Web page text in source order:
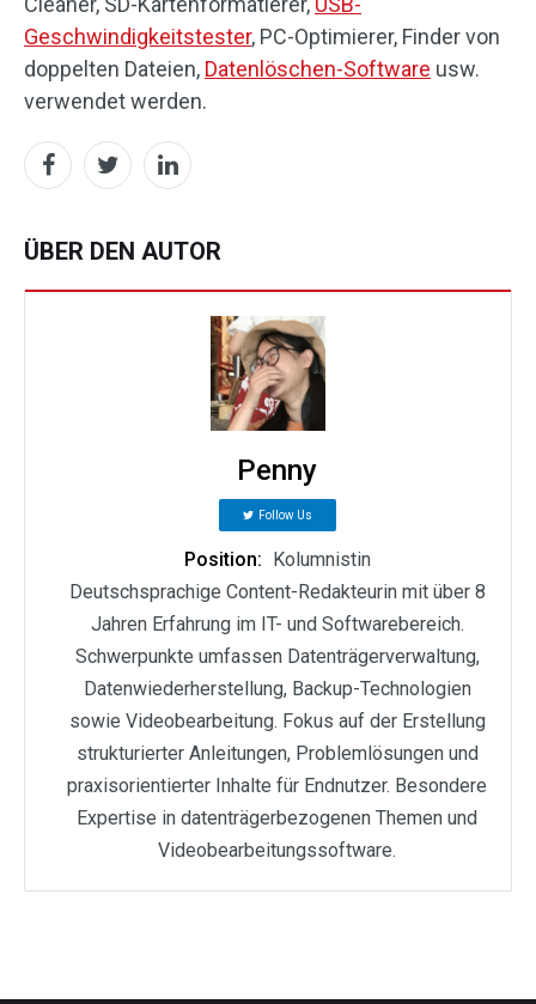
Geschwindigkeitstester, PC-Optimierer, Finder von
doppelten Dateien, Datenlöschen-Software usw.
verwendet werden.
ÜBER DEN AUTOR
Penny
Follow Us
Position:
Kolumnistin
Deutschsprachige Content-Redakteurin mit über 8
Jahren Erfahrung im IT- und Softwarebereich.
Schwerpunkte umfassen Datenträgerverwaltung,
Datenwiederherstellung, Backup-Technologien
sowie Videobearbeitung. Fokus auf der Erstellung
strukturierter Anleitungen, Problemlösungen und
praxisorientierter Inhalte für Endnutzer. Besondere
Expertise in datenträgerbezogenen Themen und
Videobearbeitungssoftware.